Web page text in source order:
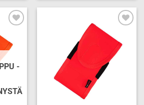
wishlist
-
wishlist